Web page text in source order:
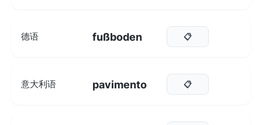
德语 fußboden 📋
意大利语 pavimento 📋